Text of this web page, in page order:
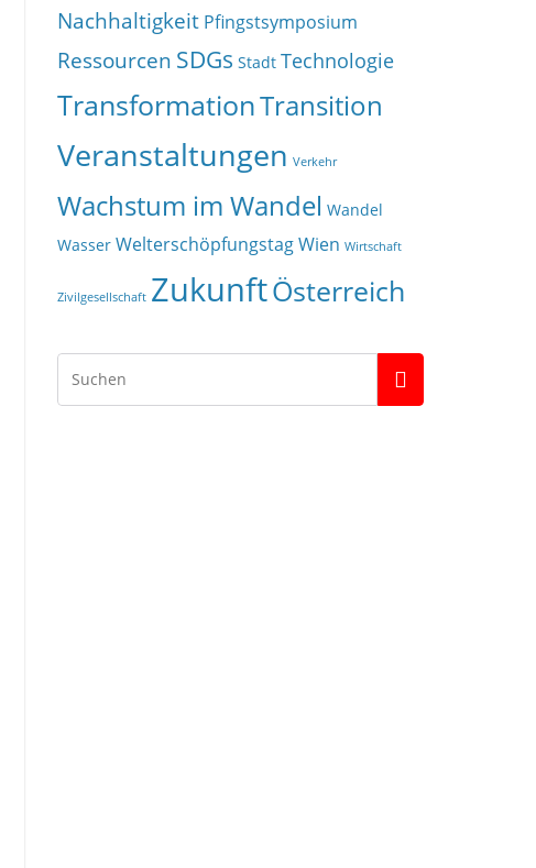
Nachhaltigkeit Pfingstsymposium
Ressourcen SDGs Stadt Technologie
TransformationTransition
Veranstaltungen Verkehr
Wachstum im Wandel Wandel
Wasser WelterschöpfungstagWien Wirtschaft
Zivilgesellschaft ZukunftÖsterreich